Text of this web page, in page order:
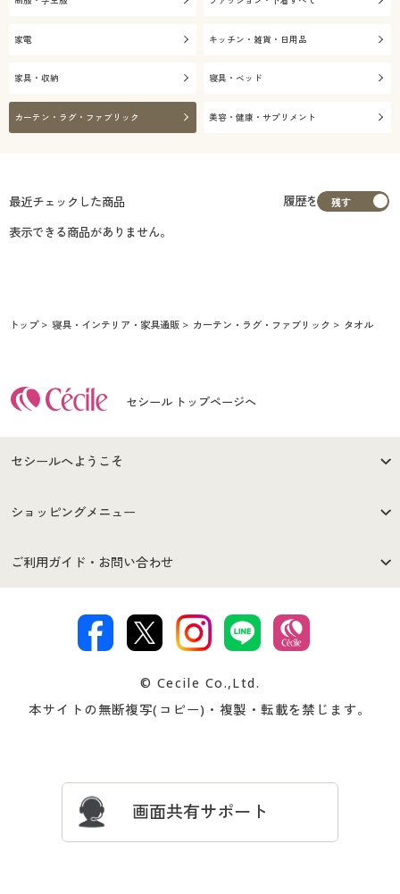
家電 キッチン・雑貨・日用品
家具・収納 寝具・ベッド
カーテン・ラグ・ファブリック 美容・健康・サプリメント
最近チェックした商品
履歴を
表示できる商品がありません。
トップ 寝具・インテリア・家具通販 カーテン・ラグ・ファブリック タオル
セシール トップページへ
セシールへようこそ
はじめての方へ
セシールご利用規約
著作権・商標について 会社案内
ショッピングメニュー
商品カテゴリ
プレゼント＆キャンペーン サイトマップ
ご利用ガイド・お問い合わせ
交換・返品は お支払は
ついて
忘れの場合
© Cecile Co.,Ltd.
本サイトの無断複写(コピー)・複製・転載を禁じます。
画面共有サポート